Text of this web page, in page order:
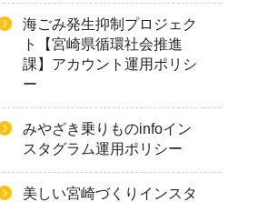
海ごみ発生抑制プロジェク
ト【宮崎県循環社会推進
課】アカウント運用ポリシ
ー
みやざき乗りものinfoイン
スタグラム運用ポリシー
美しい宮崎づくりインスタ